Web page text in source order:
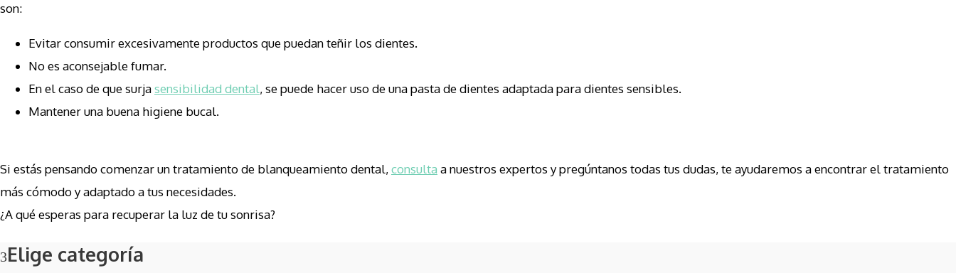
son:
Evitar consumir excesivamente productos que puedan teñir los dientes.
No es aconsejable fumar.
En el caso de que surjasensibilidad dental, se puede hacer uso de una pasta de dientes adaptada para dientes sensibles.
Mantener una buena higiene bucal.
Si estás pensando comenzar un tratamiento de blanqueamiento dental, consulta a nuestros expertos y pregúntanos todas tus dudas, te ayudaremos a encontrar el tratamiento
más cómodo y adaptado a tus necesidades.
¿A qué esperas para recuperar la luz de tu sonrisa?
Elige categoría